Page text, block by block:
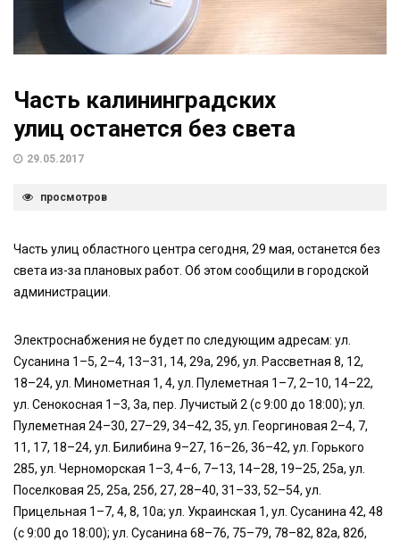
Часть калининградских
улиц останется без света
29.05.2017
просмотров
Часть улиц областного центра сегодня, 29 мая, останется без
света из-за плановых работ. Об этом сообщили в городской
администрации.
Электроснабжения не будет по следующим адресам: ул.
Сусанина 1–5, 2–4, 13–31, 14, 29а, 29б, ул. Рассветная 8, 12,
18–24, ул. Минометная 1, 4, ул. Пулеметная 1–7, 2–10, 14–22,
ул. Сенокосная 1–3, 3а, пер. Лучистый 2 (с 9:00 до 18:00); ул.
Пулеметная 24–30, 27–29, 34–42, 35, ул. Георгиновая 2–4, 7,
11, 17, 18–24, ул. Билибина 9–27, 16–26, 36–42, ул. Горького
285, ул. Черноморская 1–3, 4–6, 7–13, 14–28, 19–25, 25а, ул.
Поселковая 25, 25а, 25б, 27, 28–40, 31–33, 52–54, ул.
Прицельная 1–7, 4, 8, 10а; ул. Украинская 1, ул. Сусанина 42, 48
(с 9:00 до 18:00); ул. Сусанина 68–76, 75–79, 78–82, 82а, 82б,